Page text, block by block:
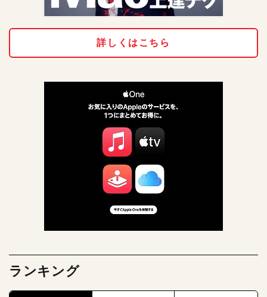
詳しくはこちら
ランキング